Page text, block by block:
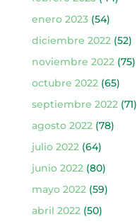
enero 2023(54)
diciembre 2022(52)
noviembre 2022(75)
octubre 2022(65)
septiembre 2022(71)
agosto 2022(78)
julio 2022(64)
junio 2022(80)
mayo 2022(59)
abril 2022(50)